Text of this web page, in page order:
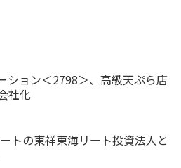
ション＜2798＞、高級天ぷら店
社化
トの東祥東海リート投資法人と